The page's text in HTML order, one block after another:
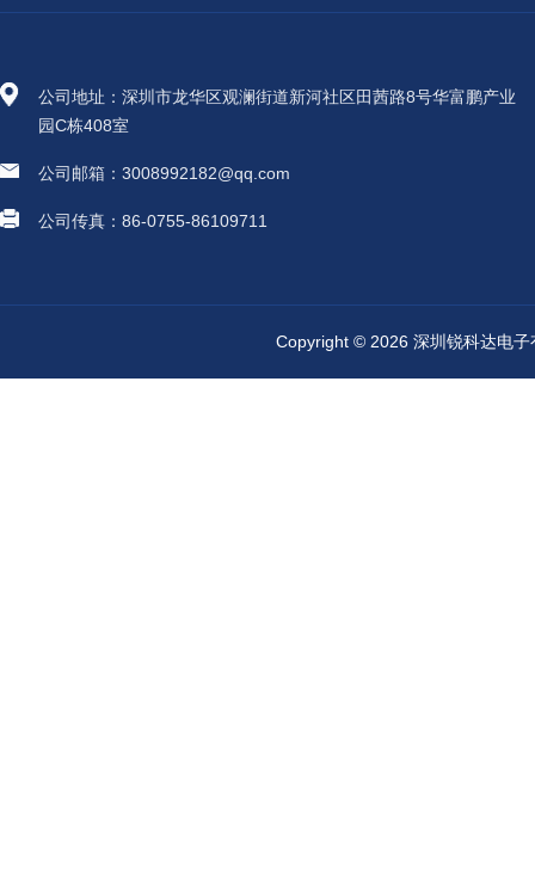
公司地址：深圳市龙华区观澜街道新河社区田茜路8号华富鹏产业
园C栋408室
公司邮箱：3008992182@qq.com
公司传真：86-0755-86109711
Copyright © 2026 深圳锐科达电